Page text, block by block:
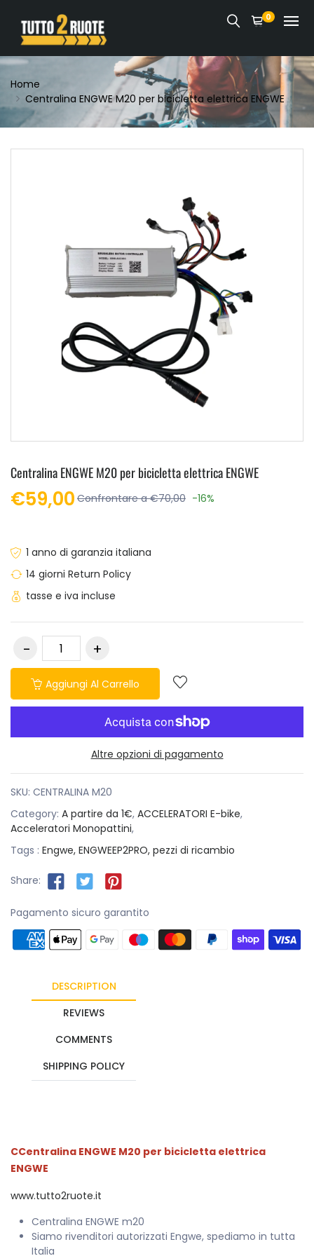
0
Home
Centralina ENGWE M20 per bicicletta elettrica ENGWE
Centralina ENGWE M20 per bicicletta elettrica ENGWE
€59,00 Confrontare a €70,00 -16%
1 anno di garanzia italiana
14 giorni Return Policy
tasse e iva incluse
Aggiungi Al Carrello
Altre opzioni di pagamento
SKU: CENTRALINA M20
Category: A partire da 1€, ACCELERATORI E-bike,
Acceleratori Monopattini,
Tags : Engwe, ENGWEEP2PRO, pezzi di ricambio
Share:
Pagamento sicuro garantito
DESCRIPTION
REVIEWS
COMMENTS
SHIPPING POLICY
CCentralina ENGWE M20 per bicicletta elettrica
ENGWE
www.tutto2ruote.it
Centralina ENGWE m20
Siamo rivenditori autorizzati Engwe, spediamo in tutta
Italia